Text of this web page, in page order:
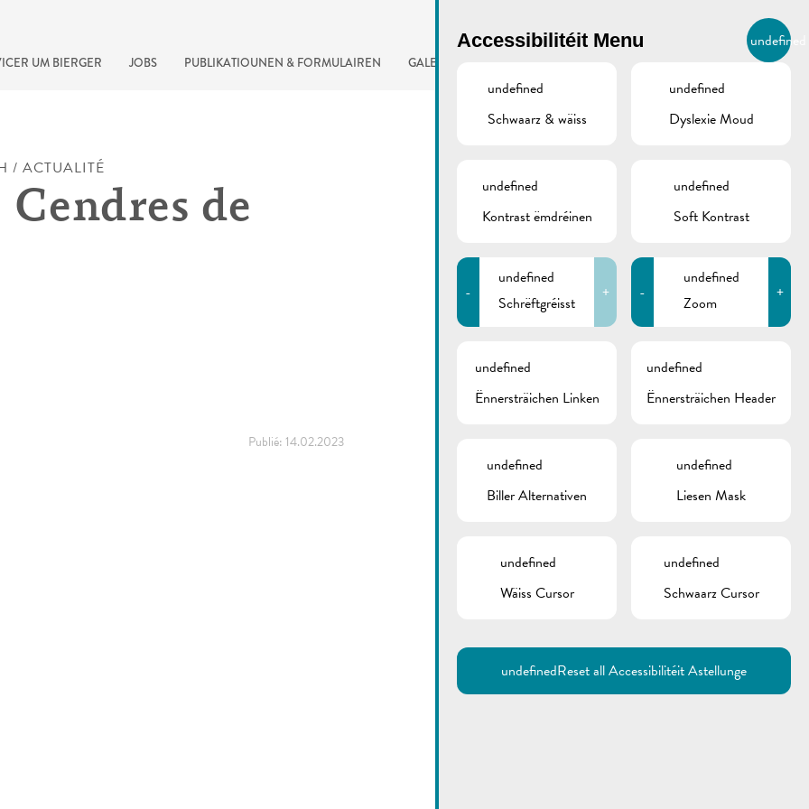
UM BIERGER JOBS PUBLIKATIOUNEN & FORMULAIREN GALERIE LB
BIERGER.REMICH.LU
Utilisez la recherche pour
Comme par exemple des contacts, des
informations ou de documents.
/ ACTUALITÉ
de
Publié: 14.02.2023
Accessibilitéit Menu undefined
undefined
Schwaarz & wäiss
undefined
Dyslexie Moud
undefined
Kontrast ëmdréinen
undefined
Soft Kontrast
-
undefined
Schrëftgréisst
+ -
undefined
Zoom
+
undefined
Ënnersträichen Linken
undefined
Ënnersträichen Header
undefined
Biller Alternativen
undefined
Liesen Mask
undefined
Wäiss Cursor
undefined
Schwaarz Cursor
undefinedReset all Accessibilitéit Astellunge